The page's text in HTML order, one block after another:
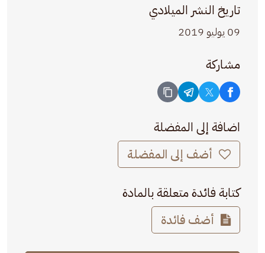
تاريخ النشر الميلادي
09 يوليو 2019
مشاركة
اضافة إلى المفضلة
أضف إلى المفضلة
كتابة فائدة متعلقة بالمادة
أضف فائدة